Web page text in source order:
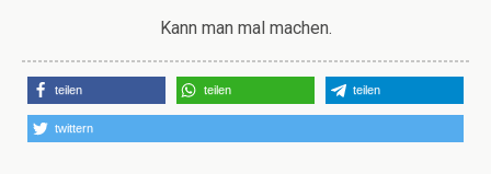
Kann man mal machen.
teilen teilen teilen
twittern